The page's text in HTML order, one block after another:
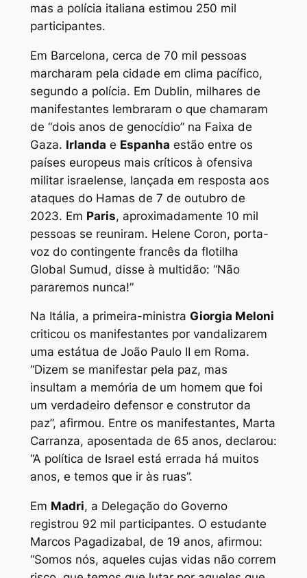
mas a polícia italiana estimou 250 mil
participantes.
Em Barcelona, cerca de 70 mil pessoas
marcharam pela cidade em clima pacífico,
segundo a polícia. Em Dublin, milhares de
manifestantes lembraram o que chamaram
de “dois anos de genocídio” na Faixa de
Gaza. Irlanda e Espanha estão entre os
países europeus mais críticos à ofensiva
militar israelense, lançada em resposta aos
ataques do Hamas de 7 de outubro de
2023. Em Paris, aproximadamente 10 mil
pessoas se reuniram. Helene Coron, porta-
voz do contingente francês da flotilha
Global Sumud, disse à multidão: “Não
pararemos nunca!”
Na Itália, a primeira-ministra Giorgia Meloni
criticou os manifestantes por vandalizarem
uma estátua de João Paulo II em Roma.
“Dizem se manifestar pela paz, mas
insultam a memória de um homem que foi
um verdadeiro defensor e construtor da
paz”, afirmou. Entre os manifestantes, Marta
Carranza, aposentada de 65 anos, declarou:
“A política de Israel está errada há muitos
anos, e temos que ir às ruas”.
Em Madri, a Delegação do Governo
registrou 92 mil participantes. O estudante
Marcos Pagadizabal, de 19 anos, afirmou:
“Somos nós, aqueles cujas vidas não correm